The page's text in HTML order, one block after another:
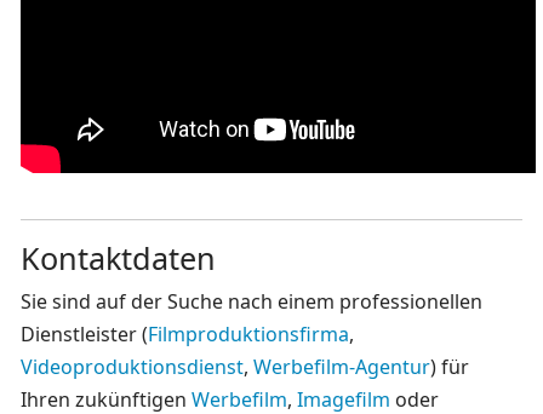
Kontaktdaten
Sie sind auf der Suche nach einem professionellen
Dienstleister (Filmproduktionsfirma,
Videoproduktionsdienst, Werbefilm-Agentur) für
Ihren zukünftigen Werbefilm, Imagefilm oder